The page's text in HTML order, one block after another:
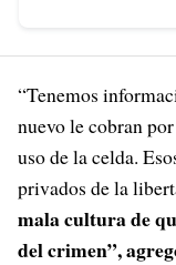
“Tenemos
nuevo le cobran
uso de la celda.
privados de la
mala cultura de
del crimen”,